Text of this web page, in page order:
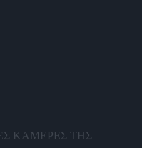
ΚΑΜΕΡΕΣ ΤΗΣ